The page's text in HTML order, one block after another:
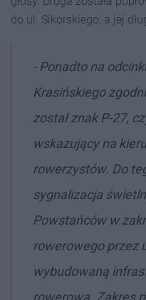
do ul. Sikorskiego, a jej
- Ponadto na
Krasińskiego
został znak P-27,
wskazujący na
rowerzystów. Do
sygnalizacja
Powstańców w
rowerowego przez
wybudowaną
rowerową. Zakres